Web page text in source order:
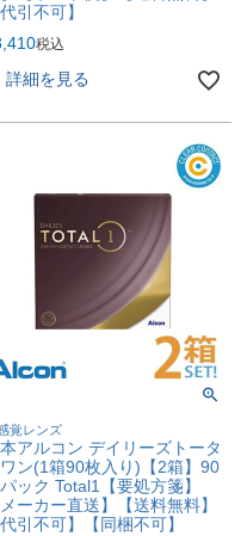
代引不可】
税込
詳細を見る
覚レンズ
アルコン デイリーズトータ
ン(1箱90枚入り)【2箱】90
ック Total1【要処方箋】
メーカー直送】【送料無料】
代引不可】【同梱不可】